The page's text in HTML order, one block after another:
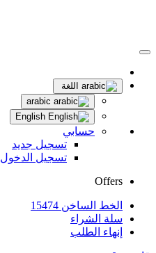
اللغة
حسابي
تسجيل جديد
تسجيل الدخول
Offers
الخط الساخن 15474
سلة الشراء
إنهاء الطلب